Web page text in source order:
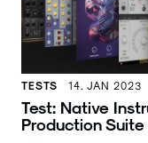
TESTS 14. JAN 2023
Test: Native
Production Suite